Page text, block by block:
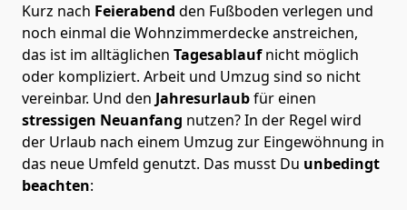
Kurz nach Feierabend den Fußboden verlegen und
noch einmal die Wohnzimmerdecke anstreichen,
das ist im alltäglichen Tagesablaufnicht möglich
oder kompliziert. Arbeit und Umzug sind so nicht
vereinbar. Und den Jahresurlaubfür einen
stressigen Neuanfang nutzen? In der Regel wird
der Urlaub nach einem Umzug zur Eingewöhnung in
das neue Umfeld genutzt. Das musst Du unbedingt
beachten: